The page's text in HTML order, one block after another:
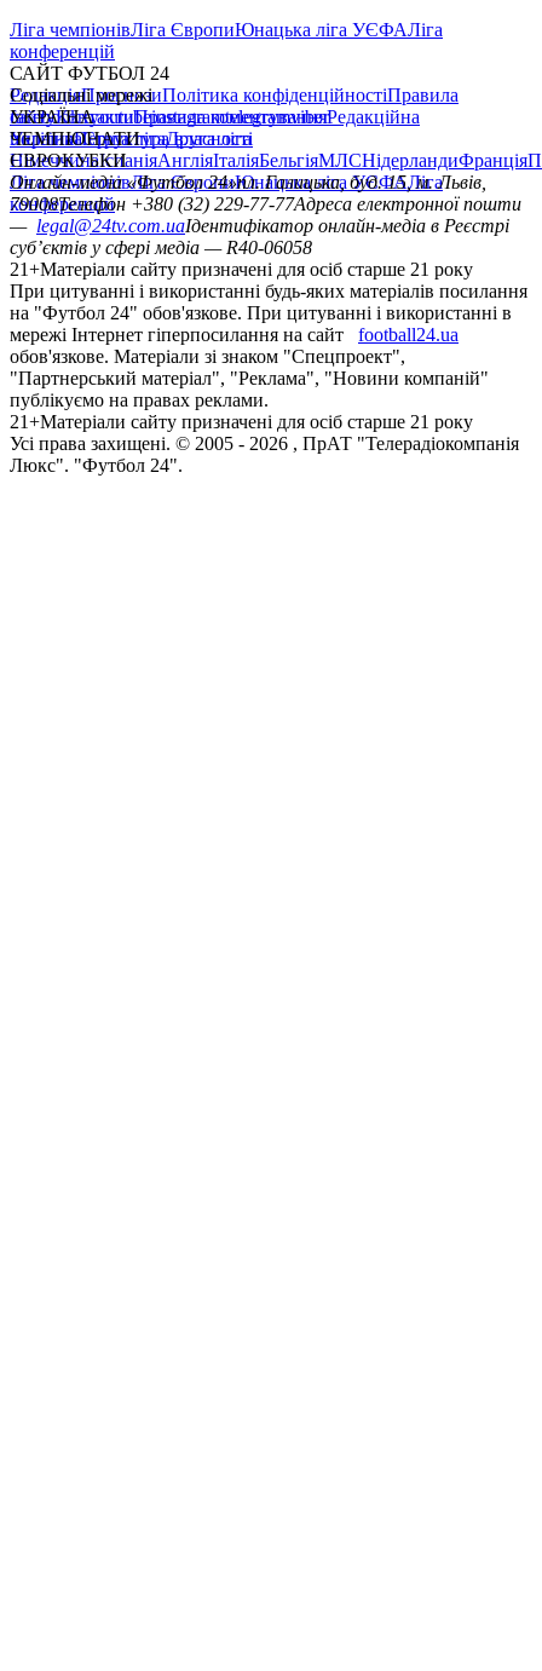
Ліга чемпіонівЛіга ЄвропиЮнацька ліга УЄФАЛіга
конференцій
САЙТ ФУТБОЛ 24
РедакціяПрогнозиПолітика конфіденційностіПравила
сайтуКонтактиПравила коментуванняРедакційна
політикаСтруктура власності
Соціальні мережі
facebookxyoutubeinstagramtelegramviber
УКРАЇНА
УкраїнаПерша лігаДруга ліга
ЧЕМПІОНАТИ
НімеччинаІспаніяАнгліяІталіяБельгіяМЛСНідерландиФранція
ЄВРОКУБКИ
Ліга чемпіонівЛіга ЄвропиЮнацька ліга УЄФАЛіга
конференцій
Онлайн-медіа «Футбол 24»пл. Галицька, буд. 15, м. Львів,
79008Телефон +380 (32) 229-77-77Адреса електронної пошти
— legal@24tv.com.uaІдентифікатор онлайн-медіа в Реєстрі
суб’єктів у сфері медіа — R40-06058
21+Матеріали сайту призначені для осіб старше 21 року
При цитуванні і використанні будь-яких матеріалів посилання
на "Футбол 24" обов'язкове. При цитуванні і використанні в
мережі Інтернет гіперпосилання на сайт
football24.ua
обов'язкове. Матеріали зі знаком "Спецпроект",
"Партнерський матеріал", "Реклама", "Новини компаній"
публікуємо на правах реклами.
21+Матеріали сайту призначені для осіб старше 21 року
Усi права захищенi. © 2005 - 2026 , ПрАТ "Телерадіокомпанія
Люкс". "Футбол 24".